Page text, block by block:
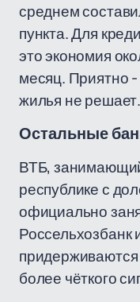
среднем
пункта. Для
это экономия
месяц. Приятно
жилья не решает.
Остальные
ВТБ,
республике с
официально
Россельхозбанк
придерживаются
более чёткого